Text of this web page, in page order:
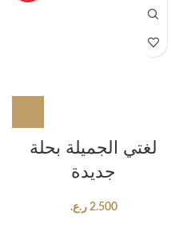
لغتي الجميلة بحلة
جديدة
2.500 ر.ع.